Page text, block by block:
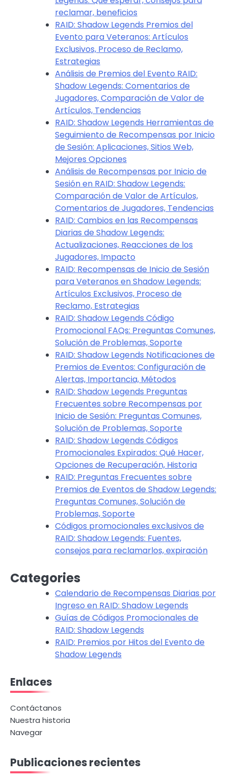
reclamar, beneficios
RAID: Shadow Legends Premios del
Evento para Veteranos: Artículos
Exclusivos, Proceso de Reclamo,
Estrategias
Análisis de Premios del Evento RAID:
Shadow Legends: Comentarios de
Jugadores, Comparación de Valor de
Artículos, Tendencias
RAID: Shadow Legends Herramientas de
Seguimiento de Recompensas por Inicio
de Sesión: Aplicaciones, Sitios Web,
Mejores Opciones
Análisis de Recompensas por Inicio de
Sesión en RAID: Shadow Legends:
Comparación de Valor de Artículos,
Comentarios de Jugadores, Tendencias
RAID: Cambios en las Recompensas
Diarias de Shadow Legends:
Actualizaciones, Reacciones de los
Jugadores, Impacto
RAID: Recompensas de Inicio de Sesión
para Veteranos en Shadow Legends:
Artículos Exclusivos, Proceso de
Reclamo, Estrategias
RAID: Shadow Legends Código
Promocional FAQs: Preguntas Comunes,
Solución de Problemas, Soporte
RAID: Shadow Legends Notificaciones de
Premios de Eventos: Configuración de
Alertas, Importancia, Métodos
RAID: Shadow Legends Preguntas
Frecuentes sobre Recompensas por
Inicio de Sesión: Preguntas Comunes,
Solución de Problemas, Soporte
RAID: Shadow Legends Códigos
Promocionales Expirados: Qué Hacer,
Opciones de Recuperación, Historia
RAID: Preguntas Frecuentes sobre
Premios de Eventos de Shadow Legends:
Preguntas Comunes, Solución de
Problemas, Soporte
Códigos promocionales exclusivos de
RAID: Shadow Legends: Fuentes,
consejos para reclamarlos, expiración
Categories
Calendario de Recompensas Diarias por
Ingreso en RAID: Shadow Legends
Guías de Códigos Promocionales de
RAID: Shadow Legends
RAID: Premios por Hitos del Evento de
Shadow Legends
Enlaces
Contáctanos
Nuestra historia
Navegar
Publicaciones recientes